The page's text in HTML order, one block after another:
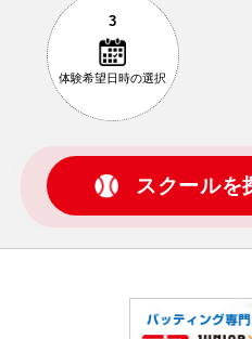
3
体験希望日時の選択
スクールを